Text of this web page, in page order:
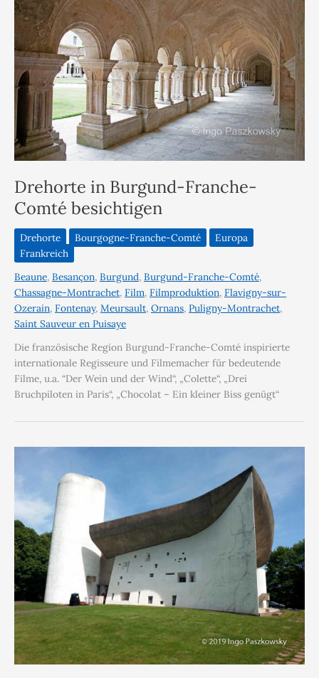
Drehorte in Burgund-Franche-
Comté besichtigen
Drehorte Bourgogne-Franche-Comté
Europa
Frankreich
Beaune, Besançon, Burgund, Burgund-Franche-Comté,
Chassagne-Montrachet, Film, Filmproduktion, Flavigny-sur-
Ozerain, Fontenay, Meursault, Ornans, Puligny-Montrachet,
Saint Sauveur en Puisaye
Die französische Region Burgund-Franche-Comté inspirierte
internationale Regisseure und Filmemacher für bedeutende
Filme, u.a. “Der Wein und der Wind“, „Colette“, „Drei
Bruchpiloten in Paris“, „Chocolat – Ein kleiner Biss genügt“